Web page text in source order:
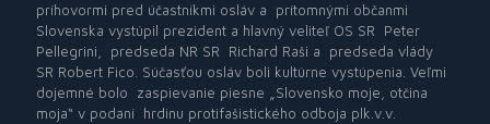
príhovormi pred účastníkmi osláv a
prítomnými občanmi
Slovenska vystúpil prezident a hlavný veliteľ OS SR
Peter
Pellegrini,
predseda NR SR Richard Raši a
predseda vlády
SR Robert Fico. Súčasťou osláv boli kultúrne vystúpenia. Veľmi
dojemné bolo
zaspievanie piesne „Slovensko moje, otčina
moja“ v podaní hrdinu protifašistického odboja plk.v.v.